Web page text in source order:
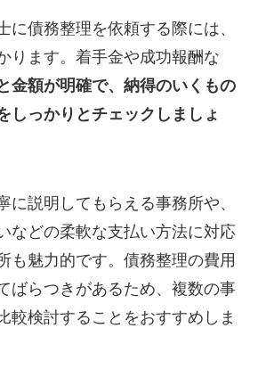
に債務整理を依頼する際には、
ります。着手金や成功報酬な
金額が明確で、納得のいくもの
しっかりとチェックしましょ
に説明してもらえる事務所や、
などの柔軟な支払い方法に対応
も魅力的です。債務整理の費用
ばらつきがあるため、複数の事
較検討することをおすすめしま